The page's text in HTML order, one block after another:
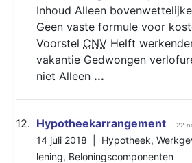
Inhoud Alleen bovenwettelijke
Geen vaste formule voor
Voorstel CNV Helft
vakantie Gedwongen
niet Alleen ...
12. Hypotheekarrangement 22
14 juli 2018 | Hypotheek,
lening, Beloningscomponenten